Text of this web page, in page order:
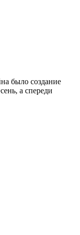
было создание
а спереди